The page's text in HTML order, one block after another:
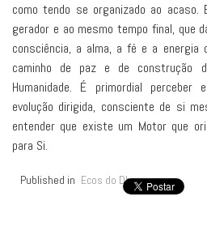
como tendo se organizado ao acaso.
gerador e ao mesmo tempo final, que
consciência, a alma, a fé e a energia
caminho de paz e de construção
Humanidade. É primordial
evolução dirigida, consciente de si
entender que existe um Motor que
para Si.
Published in Ecos do Dharma